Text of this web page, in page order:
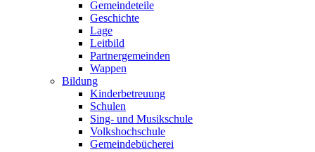
Gemeindeteile
Geschichte
Lage
Leitbild
Partnergemeinden
Wappen
Bildung
Kinderbetreuung
Schulen
Sing- und Musikschule
Volkshochschule
Gemeindebücherei